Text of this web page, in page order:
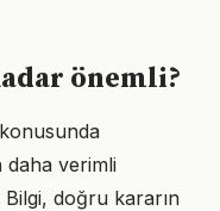
önemli?
daha verimli
doğru kararın